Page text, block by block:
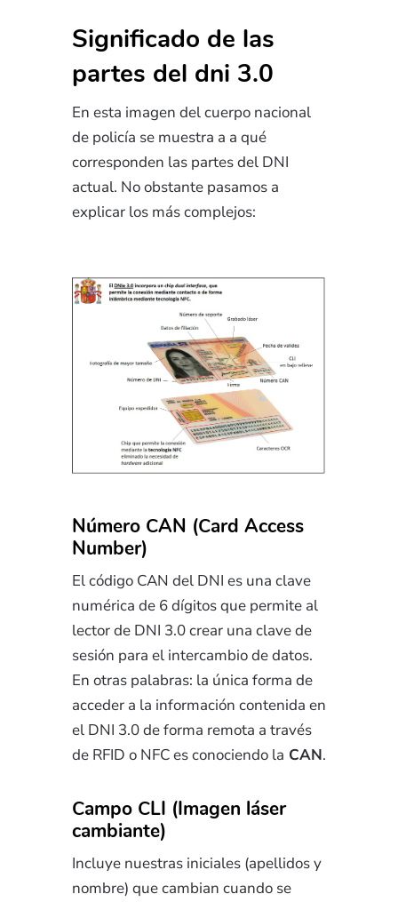
Significado de las
partes del dni 3.0
En esta imagen del cuerpo nacional
de policía se muestra a a qué
corresponden las partes del DNI
actual. No obstante pasamos a
explicar los más complejos:
Número CAN (Card Access
Number)
El código CAN del DNI es una clave
numérica de 6 dígitos que permite al
lector de DNI 3.0 crear una clave de
sesión para el intercambio de datos.
En otras palabras: la única forma de
acceder a la información contenida en
el DNI 3.0 de forma remota a través
de RFID o NFC es conociendo la CAN.
Campo CLI (Imagen láser
cambiante)
Incluye nuestras iniciales (apellidos y
nombre) que cambian cuando se